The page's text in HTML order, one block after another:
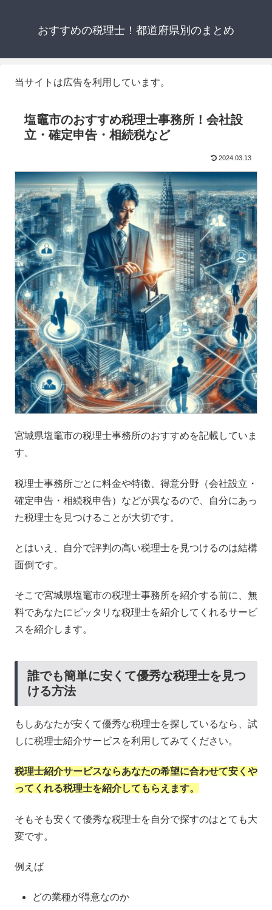
おすすめの税理士！都道府県別のまとめ
当サイトは広告を利用しています。
塩竈市のおすすめ税理士事務所！会社設
立・確定申告・相続税など
2024.03.13
宮城県塩竈市の税理士事務所のおすすめを記載していま
す。
税理士事務所ごとに料金や特徴、得意分野（会社設立・
確定申告・相続税申告）などが異なるので、自分にあっ
た税理士を見つけることが大切です。
とはいえ、自分で評判の高い税理士を見つけるのは結構
面倒です。
そこで宮城県塩竈市の税理士事務所を紹介する前に、無
料であなたにピッタリな税理士を紹介してくれるサービ
スを紹介します。
誰でも簡単に安くて優秀な税理士を見つ
ける方法
もしあなたが安くて優秀な税理士を探しているなら、試
しに税理士紹介サービスを利用してみてください。
税理士紹介サービスならあなたの希望に合わせて安くや
ってくれる税理士を紹介してもらえます。
そもそも安くて優秀な税理士を自分で探すのはとても大
変です。
例えば
どの業種が得意なのか